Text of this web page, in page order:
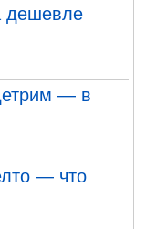
дешевле
— в
— что